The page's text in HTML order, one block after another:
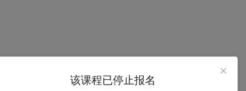
该课程已停止报名